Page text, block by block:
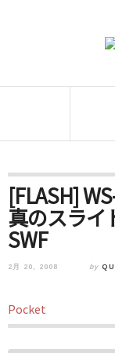
[FLASH]
真のスライ
SWF
2月 20, 2008 by
Pocket